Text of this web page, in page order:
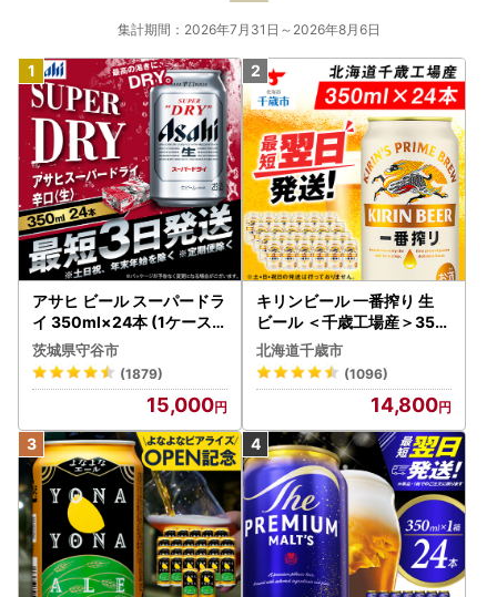
集計期間：2026年7月31日～2026年8月6日
アサヒ ビール スーパードラ
イ 350ml×24本 (1ケース)
究極の辛口 ＜茨城工場＞ 缶
ビール Asahi superDRY お
酒
茨城県守谷市
(1879)
15,000
キリンビール 一番搾り 生
ビール ＜千歳工場産＞350
ml（24本）
北海道千歳市
(1096)
14,800